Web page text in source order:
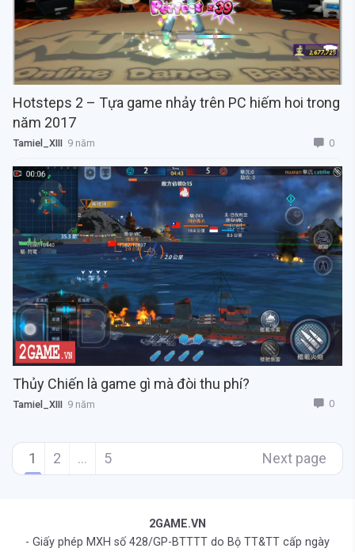
Hotsteps 2 – Tựa game nhảy trên PC hiếm hoi trong
năm 2017
Tamiel_XIII 9 năm 0
Thủy Chiến là game gì mà đòi thu phí?
Tamiel_XIII 9 năm 0
1 2 … 5 Next page
2GAME.VN
- Giấy phép MXH số 428/GP-BTTTT do Bộ TT&TT cấp ngày